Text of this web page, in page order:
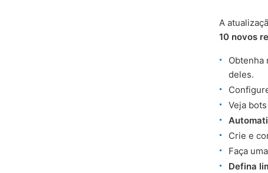
A
10 novos
Obtenha
deles.
Veja bots
Crie e
Faça
Defina